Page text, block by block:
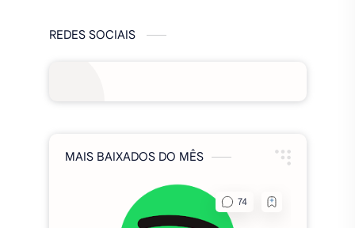
Spotify Premium MOD 2026,
(Funcionando), apk v9.1.60.1970